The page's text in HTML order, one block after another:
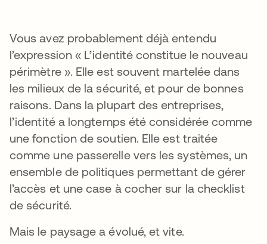
Vous avez probablement déjà entendu
l’expression « L’identité constitue le nouveau
périmètre ». Elle est souvent martelée dans
les milieux de la sécurité, et pour de bonnes
raisons. Dans la plupart des entreprises,
l’identité a longtemps été considérée comme
une fonction de soutien. Elle est traitée
comme une passerelle vers les systèmes, un
ensemble de politiques permettant de gérer
l’accès et une case à cocher sur la checklist
de sécurité.
Mais le paysage a évolué, et vite.